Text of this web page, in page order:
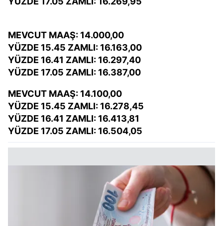
MEVCUT MAAŞ: 14.000,00
YÜZDE 15.45 ZAMLI: 16.163,00
YÜZDE 16.41 ZAMLI: 16.297,40
YÜZDE 17.05 ZAMLI: 16.387,00
MEVCUT MAAŞ: 14.100,00
YÜZDE 15.45 ZAMLI: 16.278,45
YÜZDE 16.41 ZAMLI: 16.413,81
YÜZDE 17.05 ZAMLI: 16.504,05